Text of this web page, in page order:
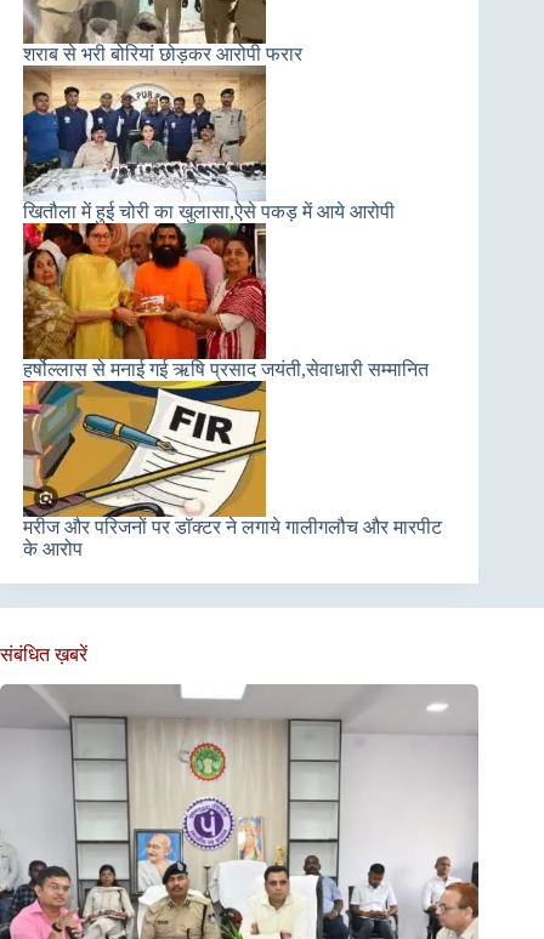
शराब से भरी बोरियां छोड़कर आरोपी फरार
खितौला में हुई चोरी का खुलासा,ऐसे पकड़ में आये आरोपी
हर्षोल्लास से मनाई गई ऋषि प्रसाद जयंती,सेवाधारी सम्मानित
मरीज और परिजनों पर डॉक्टर ने लगाये गालीगलौच और मारपीट
के आरोप
संबंधित ख़बरें